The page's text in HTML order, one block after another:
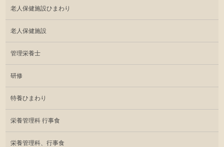
老人保健施設ひまわり
老人保健施設
管理栄養士
研修
特養ひまわり
栄養管理科 行事食
栄養管理科、行事食